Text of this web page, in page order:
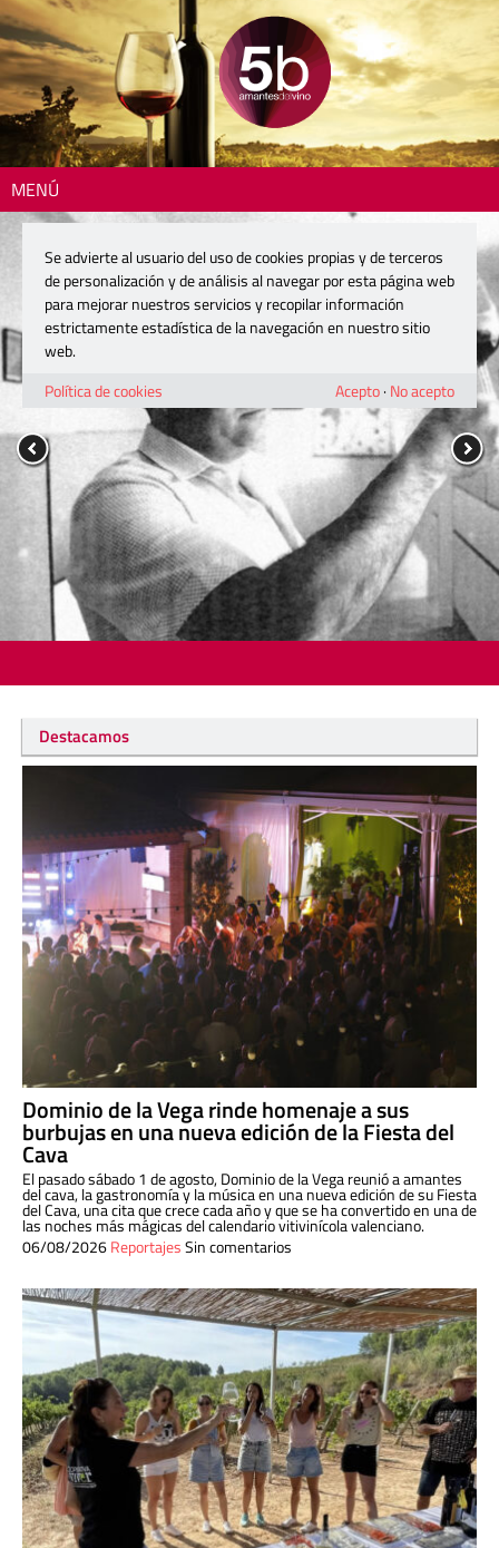
MENÚ
Destacamos
Dominio de la Vega rinde homenaje a sus
burbujas en una nueva edición de la Fiesta del
Cava
El pasado sábado 1 de agosto, Dominio de la Vega reunió a amantes
del cava, la gastronomía y la música en una nueva edición de su Fiesta
del Cava, una cita que crece cada año y que se ha convertido en una de
las noches más mágicas del calendario vitivinícola valenciano.
06/08/2026ReportajesSin comentarios
Se advierte al usuario del uso de cookies propias y de terceros
de personalización y de análisis al navegar por esta página web
para mejorar nuestros servicios y recopilar información
estrictamente estadística de la navegación en nuestro sitio
web.
Política de cookies
Acepto· No acepto